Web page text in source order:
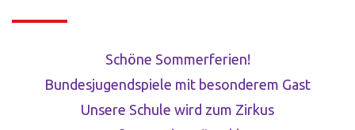
Schöne Sommerferien!
Bundesjugendspiele mit besonderem Gast
Unsere Schule wird zum Zirkus